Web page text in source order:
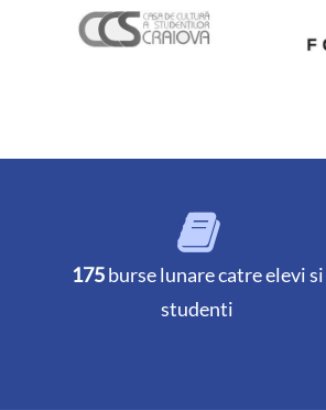
175burse lunare catre elevi si
studenti